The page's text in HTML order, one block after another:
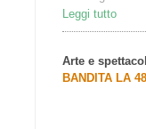
Leggi tutto
Arte e
BANDITA LA